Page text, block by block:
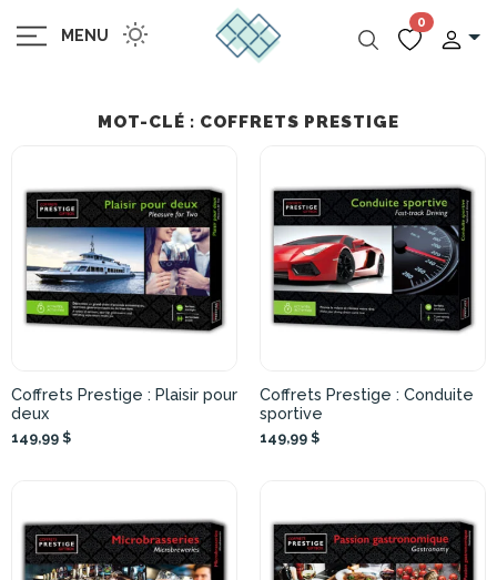
MENU
0
MOT-CLÉ : COFFRETS PRESTIGE
Coffrets Prestige : Plaisir pour
deux
149,99 $
Coffrets Prestige : Conduite
sportive
149,99 $